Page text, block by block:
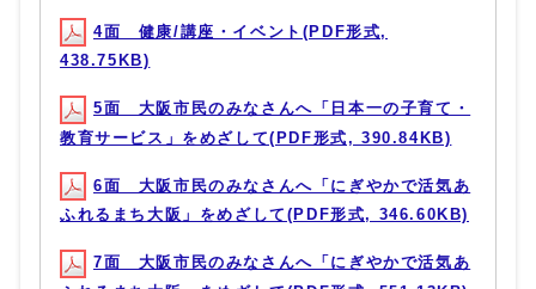
4面 健康/講座・イベント(PDF形式,
438.75KB)
5面 大阪市民のみなさんへ「日本一の子育て・
教育サービス」をめざして(PDF形式, 390.84KB)
6面 大阪市民のみなさんへ「にぎやかで活気あ
ふれるまち大阪」をめざして(PDF形式, 346.60KB)
7面 大阪市民のみなさんへ「にぎやかで活気あ